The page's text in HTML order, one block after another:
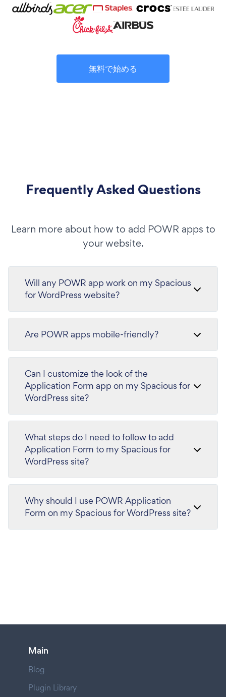
無料で始める
Frequently Asked Questions
Learn more about how to add POWR apps to
your website.
Will any POWR app work on my Spacious
for WordPress website?
Are POWR apps mobile-friendly?
Can I customize the look of the
Application Form app on my Spacious for
WordPress site?
What steps do I need to follow to add
Application Form to my Spacious for
WordPress site?
Why should I use POWR Application
Form on my Spacious for WordPress site?
Main
Blog
Plugin Library